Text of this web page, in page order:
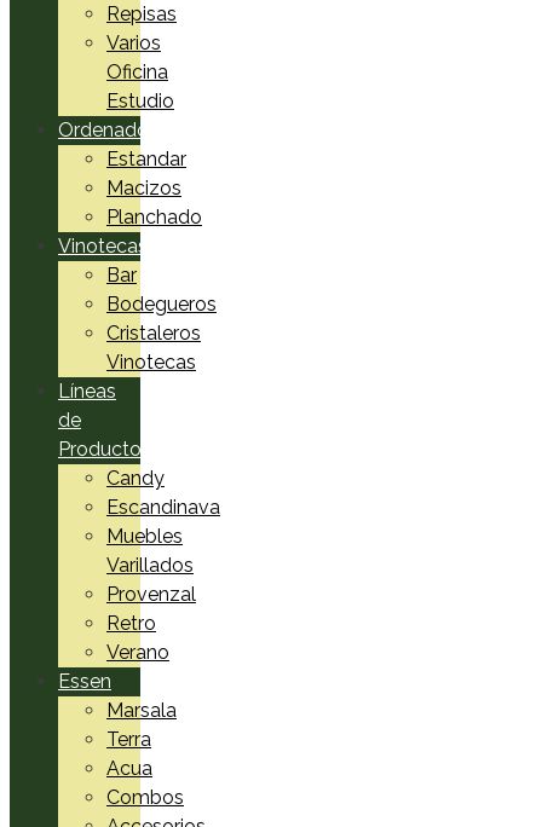
Repisas
Varios
Oficina
Estudio
Ordenadores
Estandar
Macizos
Planchado
Vinotecas
Bar
Bodegueros
Cristaleros
Vinotecas
Líneas
de
Productos
Candy
Escandinava
Muebles
Varillados
Provenzal
Retro
Verano
Essen
Marsala
Terra
Acua
Combos